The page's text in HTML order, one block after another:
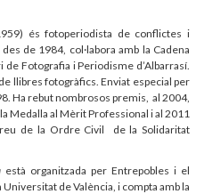
és fotoperiodista de conflictes i
de 1984, col·labora amb la Cadena
Fotografia i Periodisme d’Albarrasí.
llibres fotogràfics. Enviat especial per
Ha rebut nombrosos premis, al 2004,
Medalla al Mèrit Professional i al 2011
de la Ordre Civil de la Solidaritat
està organitzada per Entrepobles i el
de València, i compta amb la